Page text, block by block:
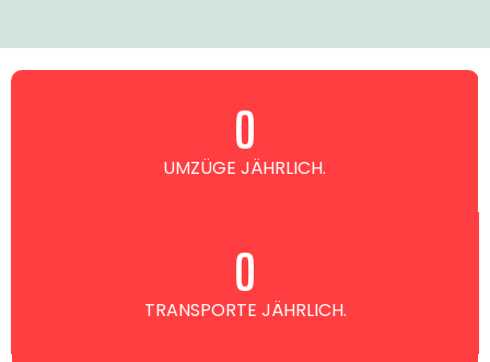
UMZÜGE JÄHRLICH.
0
TRANSPORTE JÄHRLICH.
0